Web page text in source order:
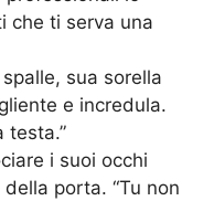
che ti serva una
sua sorella
e incredula.
testa.”
i suoi occhi
porta. “Tu non